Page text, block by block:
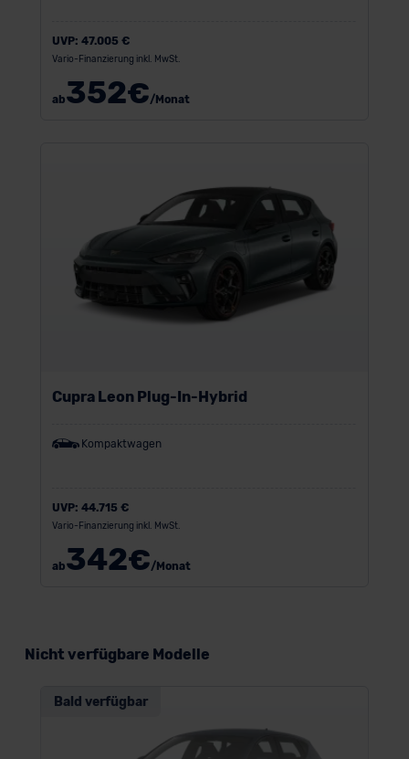
UVP: 47.005 €
Vario-Finanzierung inkl. MwSt.
ab352€/Monat
Cupra Leon Plug-In-Hybrid
Kompaktwagen
UVP: 44.715 €
Vario-Finanzierung inkl. MwSt.
ab342€/Monat
Nicht verfügbare Modelle
Bald verfügbar